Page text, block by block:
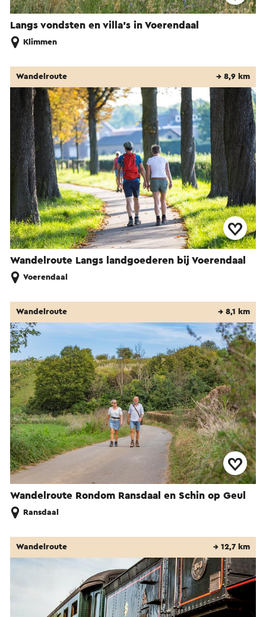
Langs vondsten en villa’s in Voerendaal
Klimmen
Wandelroute Langs landgoederen bij Voerendaal
Wandelroute → 8,9 km
Voerendaal
Wandelroute Rondom Ransdaal en Schin op Geul
Wandelroute → 8,1 km
Ransdaal
Wandelroute → 12,7 km